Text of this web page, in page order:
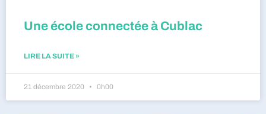
Une école connectée à Cublac
LIRE LA SUITE »
21 décembre 2020 0h00